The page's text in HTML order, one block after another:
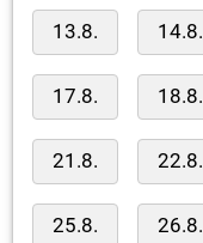
13.8. 14.8.
17.8. 18.8.
21.8. 22.8.
25.8. 26.8.